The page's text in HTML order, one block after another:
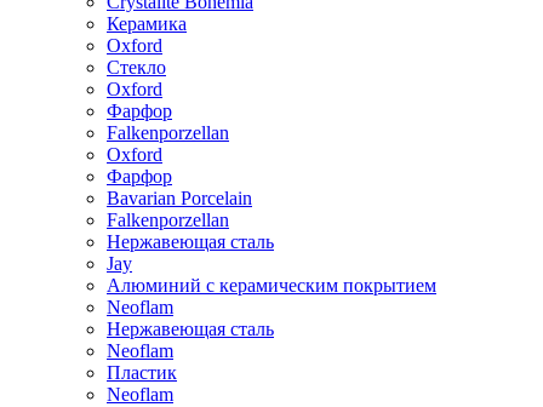
Керамика
Oxford
Стекло
Oxford
Фарфор
Falkenporzellan
Oxford
Фарфор
Bavarian Porcelain
Falkenporzellan
Нержавеющая сталь
Jay
Алюминий с керамическим покрытием
Neoflam
Нержавеющая сталь
Neoflam
Пластик
Neoflam